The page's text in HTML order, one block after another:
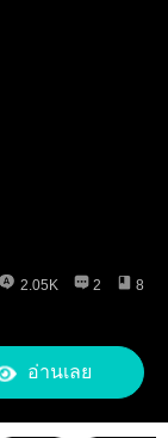
2.05K 2 8
อ่านเลย